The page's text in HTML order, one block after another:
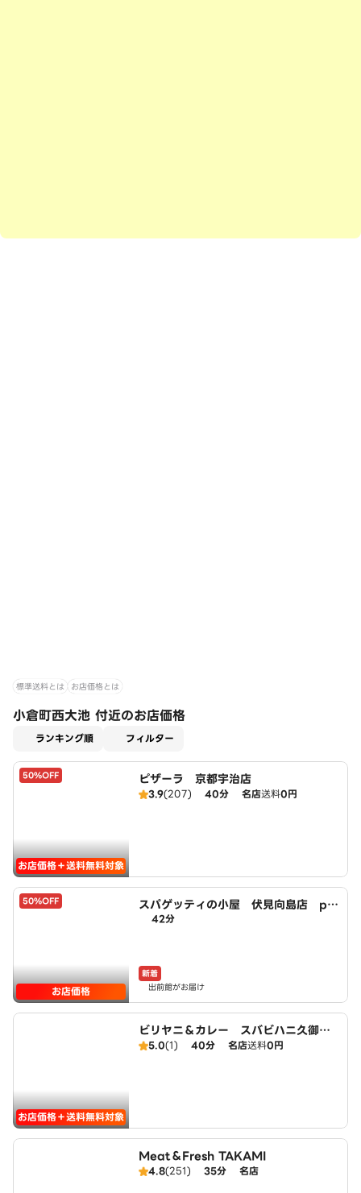
標準送料とは お店価格とは
小倉町西大池 付近のお店価格
ランキング順 フィルター
50%OFF
お店価格＋送料無料対象
ピザーラ 京都宇治店
3.9(207) 40分 名店送料0円
50%OFF
お店価格
スパゲッティの小屋 伏見向島店 po
wered by LAWSON
42分
新着
出前館がお届け
お店価格＋送料無料対象
ビリヤニ＆カレー スバビハニ久御山
店5.0(1) 40分 名店送料0円
Meat＆Fresh TAKAMI
4.8(251) 35分 名店